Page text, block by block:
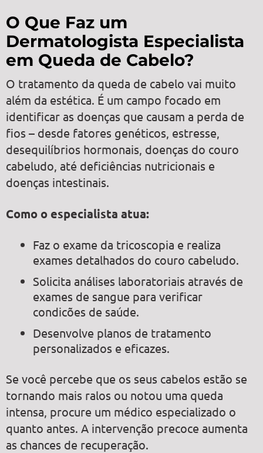
O Que Faz um
Dermatologista Especialista
em Queda de Cabelo?
O tratamento da queda de cabelo vai muito
além da estética. É um campo focado em
identificar as doenças que causam a perda de
fios – desde fatores genéticos, estresse,
desequilíbrios hormonais, doenças do couro
cabeludo, até deficiências nutricionais e
doenças intestinais.
Como o especialista atua:
Faz o exame da tricoscopia e realiza
exames detalhados do couro cabeludo.
Solicita análises laboratoriais através de
exames de sangue para verificar
condicões de saúde.
Desenvolve planos de tratamento
personalizados e eficazes.
Se você percebe que os seus cabelos estão se
tornando mais ralos ou notou uma queda
intensa, procure um médico especializado o
quanto antes. A intervenção precoce aumenta
as chances de recuperação.